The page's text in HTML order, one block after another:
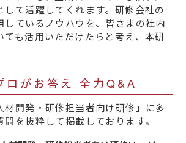
して活躍してくれます。研修会社の
しているノウハウを、皆さまの社内
ても活用いただけたらと考え、本研
ロがお答え 全力Q&A
材開発・研修担当者向け研修」に多
を抜粋して掲載しております。